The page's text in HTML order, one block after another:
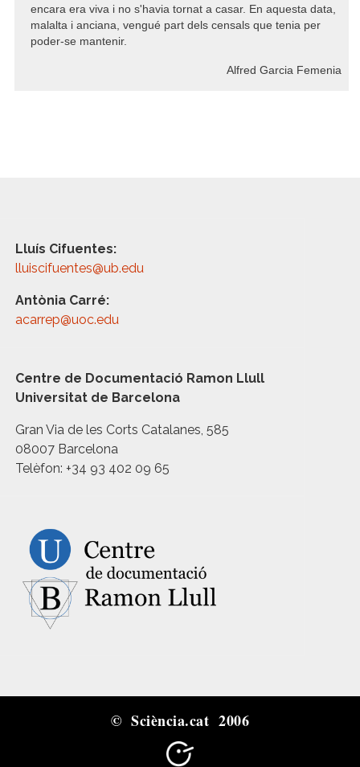
encara era viva i no s'havia tornat a casar. En aquesta data,
malalta i anciana, vengué part dels censals que tenia per
poder-se mantenir.
Alfred Garcia Femenia
Lluís Cifuentes:
lluiscifuentes@ub.edu
Antònia Carré:
acarrep@uoc.edu
Centre de Documentació Ramon Llull
Universitat de Barcelona
Gran Via de les Corts Catalanes, 585
08007 Barcelona
Telèfon: +34 93 402 09 65
© Sciència.cat 2006